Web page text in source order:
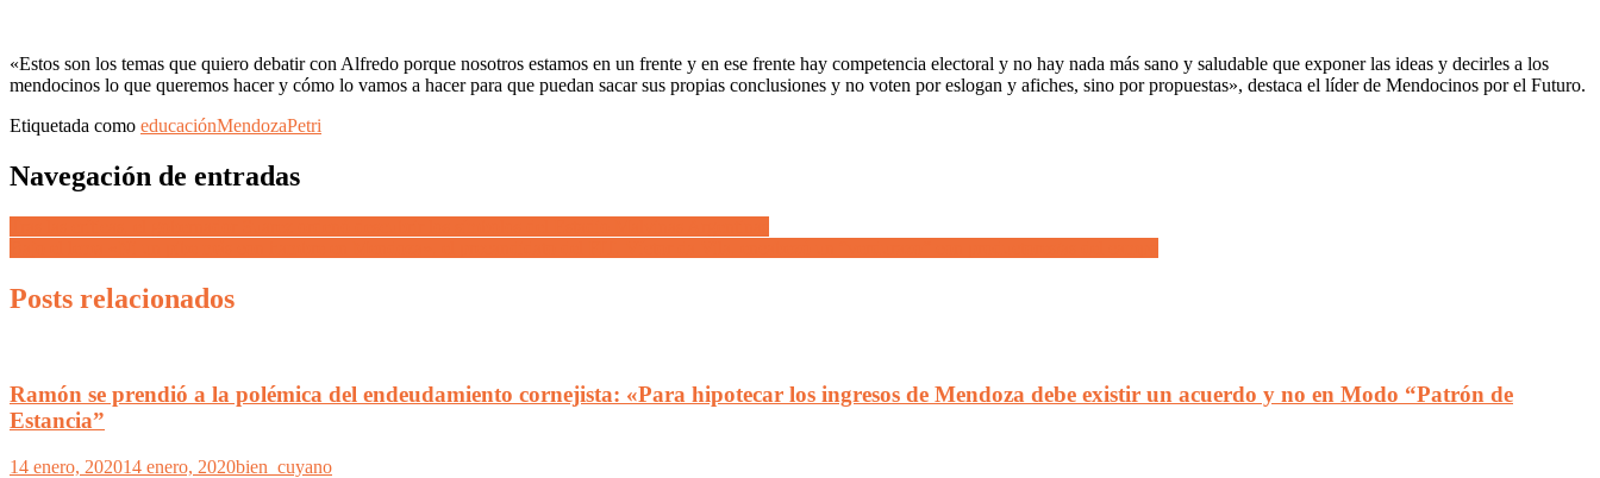
«Estos son los temas que quiero debatir con Alfredo porque nosotros estamos en un frente y en ese frente hay competencia electoral y no hay nada más sano y saludable que exponer las ideas y decirles a los
mendocinos lo que queremos hacer y cómo lo vamos a hacer para que puedan sacar sus propias conclusiones y no voten por eslogan y afiches, sino por propuestas», destaca el líder de Mendocinos por el Futuro.
Etiquetada como educaciónMendozaPetri
Navegación de entradas
Posts relacionados
Ramón se prendió a la polémica del endeudamiento cornejista: «Para hipotecar los ingresos de Mendoza debe existir un acuerdo y no en Modo “Patrón de
Estancia”
14 enero, 202014 enero, 2020bien_cuyano